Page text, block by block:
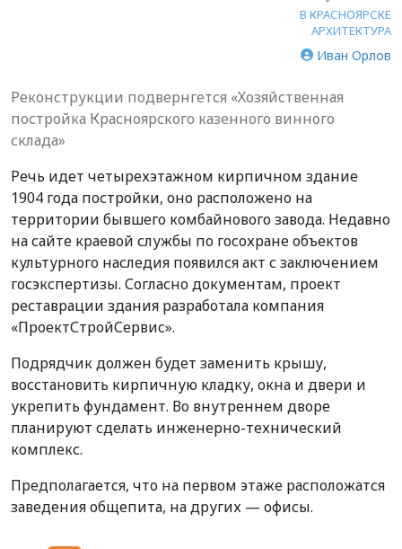
В КРАСНОЯРСКЕ
АРХИТЕКТУРА
Иван Орлов
Реконструкции подвернгется «Хозяйственная
постройка Красноярского казенного винного
склада»
Речь идет четырехэтажном кирпичном здание
1904 года постройки, оно расположено на
территории бывшего комбайнового завода. Недавно
на сайте краевой службы по госохране объектов
культурного наследия появился акт с заключением
госэкспертизы. Согласно документам, проект
реставрации здания разработала компания
«ПроектСтройСервис».
Подрядчик должен будет заменить крышу,
восстановить кирпичную кладку, окна и двери и
укрепить фундамент. Во внутреннем дворе
планируют сделать инженерно-технический
комплекс.
Предполагается, что на первом этаже расположатся
заведения общепита, на других — офисы.